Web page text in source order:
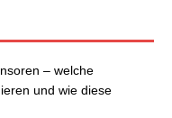
– welche
und wie diese